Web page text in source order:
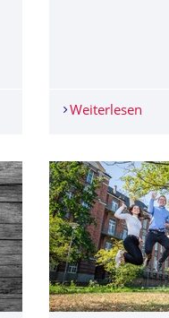
weltweiterWeiterlesen